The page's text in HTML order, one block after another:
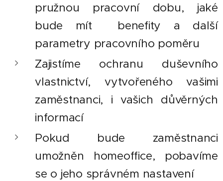
pružnou pracovní dobu, jaké
bude mít benefity a další
parametry pracovního poměru
Zajistíme ochranu duševního
vlastnictví, vytvořeného vašimi
zaměstnanci, i vašich důvěrných
informací
Pokud bude zaměstnanci
umožněn homeoffice, pobavíme
se o jeho správném nastavení